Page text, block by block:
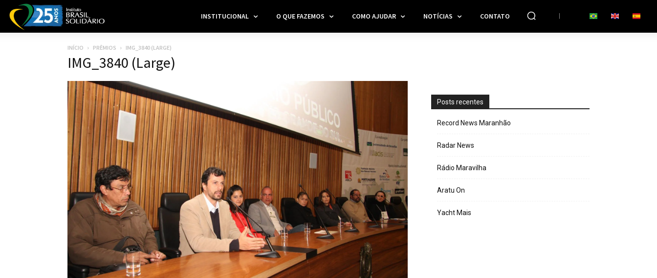
INSTITUCIONAL O QUE FAZEMOS COMO AJUDAR NOTÍCIAS CONTATO
INÍCIO PRÊMIOS IMG_3840 (LARGE)
IMG_3840 (Large)
Posts recentes
Record News Maranhão
Radar News
Rádio Maravilha
Aratu On
Yacht Mais